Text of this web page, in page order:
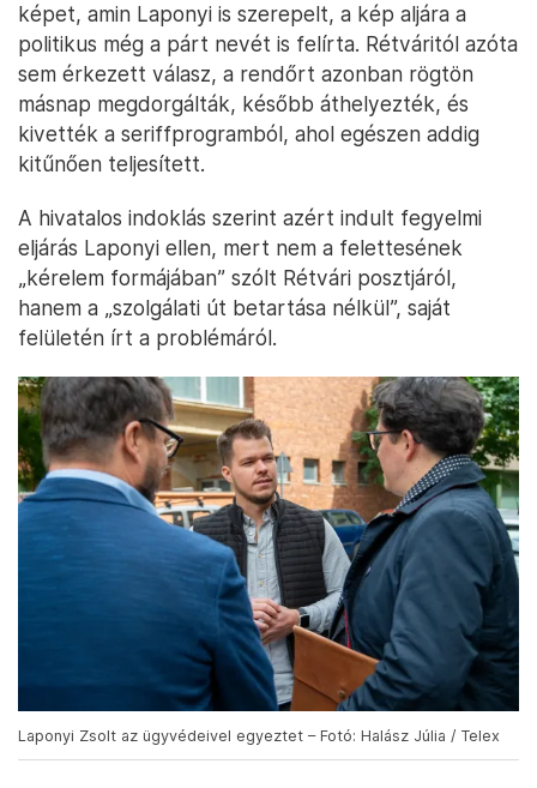
képet, amin Laponyi is szerepelt, a kép aljára a
politikus még a párt nevét is felírta. Rétváritól azóta
sem érkezett válasz, a rendőrt azonban rögtön
másnap megdorgálták, később áthelyezték, és
kivették a seriffprogramból, ahol egészen addig
kitűnően teljesített.
A hivatalos indoklás szerint azért indult fegyelmi
eljárás Laponyi ellen, mert nem a felettesének
„kérelem formájában” szólt Rétvári posztjáról,
hanem a „szolgálati út betartása nélkül”, saját
felületén írt a problémáról.
Laponyi Zsolt az ügyvédeivel egyeztet – Fotó: Halász Júlia / Telex